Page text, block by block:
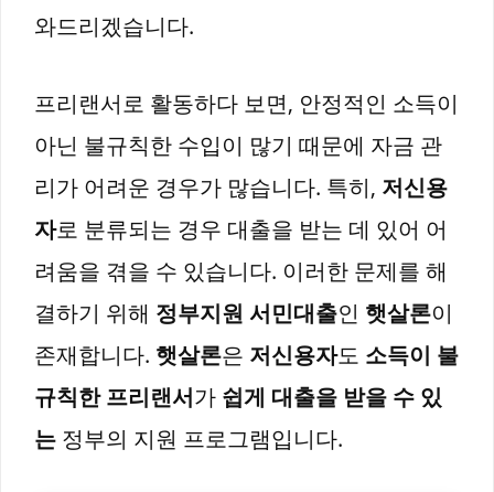
와드리겠습니다.
프리랜서로 활동하다 보면, 안정적인 소득이
아닌 불규칙한 수입이 많기 때문에 자금 관
리가 어려운 경우가 많습니다. 특히, 저신용
자로 분류되는 경우 대출을 받는 데 있어 어
려움을 겪을 수 있습니다. 이러한 문제를 해
결하기 위해 정부지원 서민대출인 햇살론이
존재합니다. 햇살론은 저신용자도 소득이 불
규칙한 프리랜서가 쉽게 대출을 받을 수 있
는 정부의 지원 프로그램입니다.